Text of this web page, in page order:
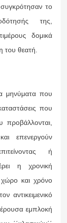
το
της,
δομικά
του θεατή.
μηνύματα που
που
επενεργούν
ή
η χρονική
και χρόνο
εμπλοκή